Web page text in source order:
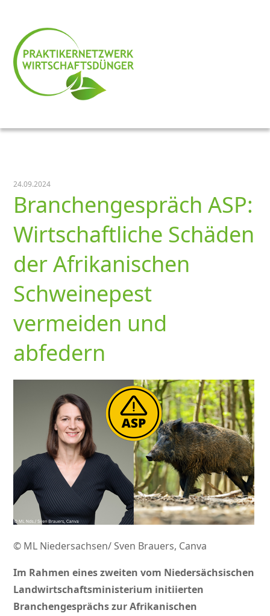
24.09.2024
Branchengespräch ASP:
Wirtschaftliche Schäden
der Afrikanischen
Schweinepest
vermeiden und
abfedern
© ML Niedersachsen/ Sven Brauers, Canva
Im Rahmen eines zweiten vom Niedersächsischen
Landwirtschaftsministerium initiierten
Branchengesprächs zur Afrikanischen